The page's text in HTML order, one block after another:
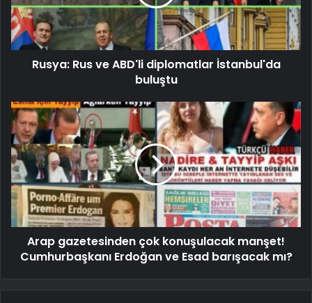
Rusya: Rus ve ABD'li diplomatlar İstanbul'da
buluştu
Arap gazetesinden çok konuşulacak manşet!
Cumhurbaşkanı Erdoğan ve Esad barışacak mı?